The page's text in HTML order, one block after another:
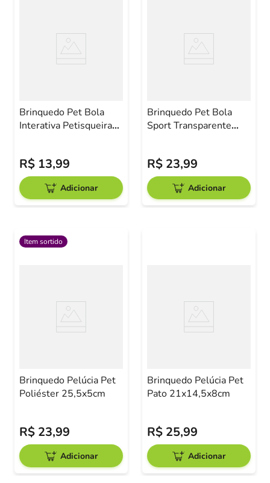
Brinquedo Pet Bola
Interativa Petisqueira
R$ 13,99
Adicionar
Brinquedo Pet Bola
Sport Transparente
R$ 23,99
Adicionar
Item sortido
Brinquedo Pelúcia Pet
Poliéster 25,5x5cm
R$ 23,99
Adicionar
Brinquedo Pelúcia Pet
Pato 21x14,5x8cm
R$ 25,99
Adicionar